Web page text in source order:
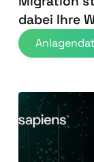
dabei Ihre